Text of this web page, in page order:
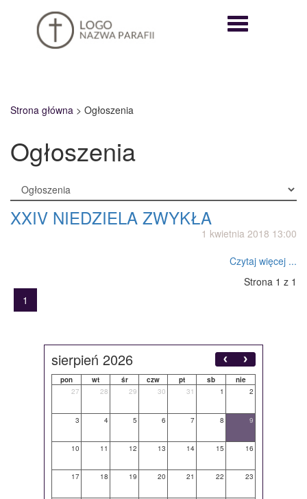
Nawigazja
rozwijana
Strona główna > Ogłoszenia
Ogłoszenia
XXIV NIEDZIELA ZWYKŁA
1 kwietnia 2018 13:00
Czytaj więcej ...
Strona 1 z 1
1
sierpień 2026
pon wt śr czw pt sb
nie
27
28 29 30 31 1 2
3 4 5 6 7 8 9
10 11 12 13 14 15 16
17 18 19 20 21 22 23